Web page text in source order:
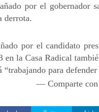
por el gobernador
derrota.
por el candidato
en la Casa Radical
para defender
— Comparte